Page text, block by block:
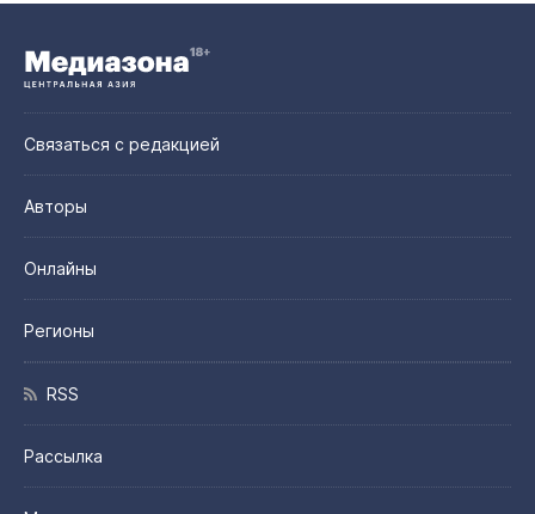
Связаться с редакцией
Авторы
Онлайны
Регионы
RSS
Рассылка